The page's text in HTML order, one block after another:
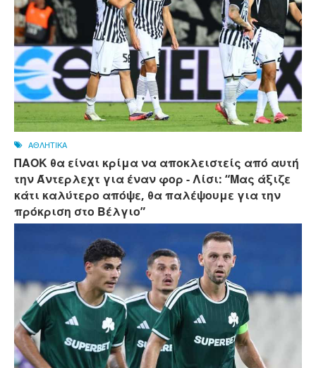
ΑΘΛΗΤΙΚΑ
ΠΑΟΚ θα είναι κρίμα να αποκλειστείς από αυτή
την Άντερλεχτ για έναν φορ - ​​Λίσι: “Μας άξιζε
κάτι καλύτερο απόψε, θα παλέψουμε για την
πρόκριση στο Βέλγιο”